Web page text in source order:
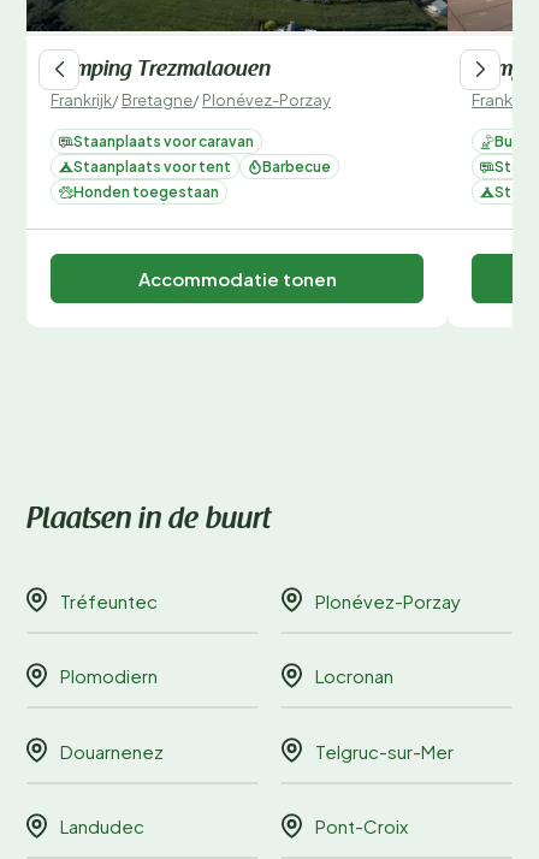
Camping Trezmalaouen
Frankrijk/Bretagne/Plonévez-Porzay
Staanplaats voor caravan
Staanplaats voor tent
Barbecue
Honden toegestaan
Accommodatie tonen
Frankrijk
Plaatsen in de buurt
Tréfeuntec Plonévez-Porzay
Plomodiern Locronan
Douarnenez Telgruc-sur-Mer
Landudec Pont-Croix